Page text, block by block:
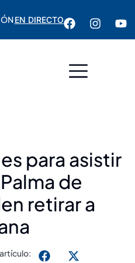
EN DIRECTO
para asistir
de
retirar a